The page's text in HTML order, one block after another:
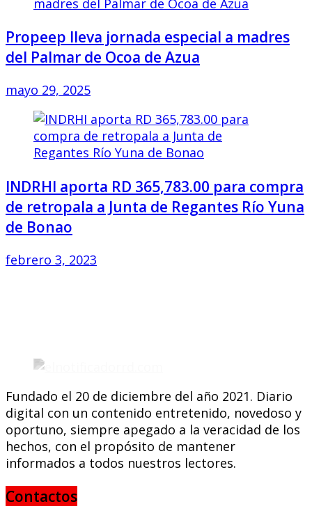
Propeep lleva jornada especial a madres
del Palmar de Ocoa de Azua
mayo 29, 2025
INDRHI aporta RD 365,783.00 para compra
de retropala a Junta de Regantes Río Yuna
de Bonao
febrero 3, 2023
Fundado el 20 de diciembre del año 2021. Diario
digital con un contenido entretenido, novedoso y
oportuno, siempre apegado a la veracidad de los
hechos, con el propósito de mantener
informados a todos nuestros lectores.
Contactos